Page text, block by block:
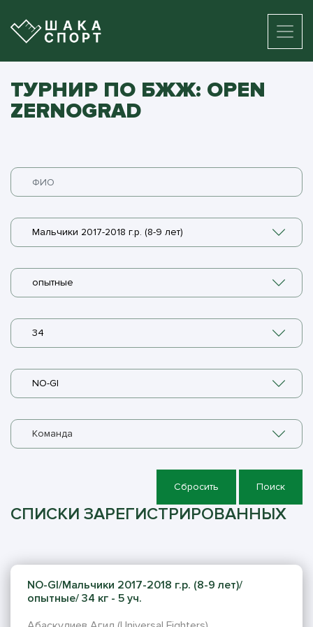
ТУРНИР ПО БЖЖ: OPEN
ZERNOGRAD
Мальчики 2017-2018 г.р. (8-9 лет)
опытные
34
NO-GI
Команда
Сбросить Поиск
СПИСКИ ЗАРЕГИСТРИРОВАННЫХ
NO-GI/Мальчики 2017-2018 г.р. (8-9 лет)/
опытные/ 34 кг - 5 уч.